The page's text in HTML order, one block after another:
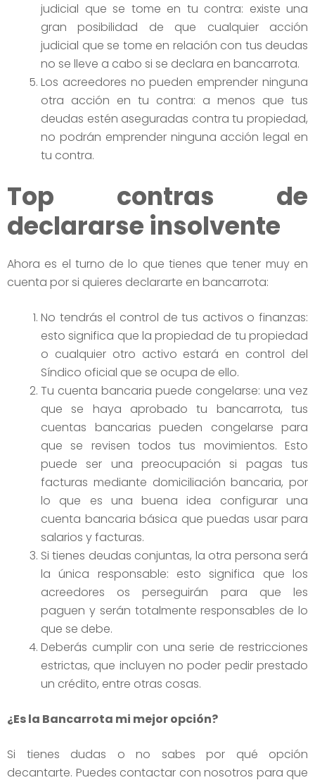
judicial que se tome en tu contra: existe una
gran posibilidad de que cualquier acción
judicial que se tome en relación con tus deudas
no se lleve a cabo si se declara en bancarrota.
Los acreedores no pueden emprender ninguna
otra acción en tu contra: a menos que tus
deudas estén aseguradas contra tu propiedad,
no podrán emprender ninguna acción legal en
tu contra.
Top contras de
declararse insolvente
Ahora es el turno de lo que tienes que tener muy en
cuenta por si quieres declararte en bancarrota:
No tendrás el control de tus activos o finanzas:
esto significa que la propiedad de tu propiedad
o cualquier otro activo estará en control del
Síndico oficial que se ocupa de ello.
Tu cuenta bancaria puede congelarse: una vez
que se haya aprobado tu bancarrota, tus
cuentas bancarias pueden congelarse para
que se revisen todos tus movimientos. Esto
puede ser una preocupación si pagas tus
facturas mediante domiciliación bancaria, por
lo que es una buena idea configurar una
cuenta bancaria básica que puedas usar para
salarios y facturas.
Si tienes deudas conjuntas, la otra persona será
la única responsable: esto significa que los
acreedores os perseguirán para que les
paguen y serán totalmente responsables de lo
que se debe.
Deberás cumplir con una serie de restricciones
estrictas, que incluyen no poder pedir prestado
un crédito, entre otras cosas.
¿Es la Bancarrota mi mejor opción?
Si tienes dudas o no sabes por qué opción
decantarte. Puedes contactar con nosotros para que